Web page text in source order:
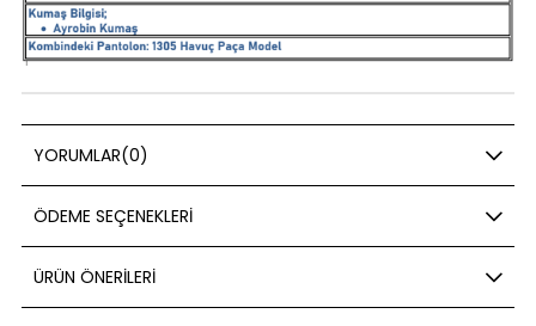
YORUMLAR(0)
ÖDEME SEÇENEKLERI
ÜRÜN ÖNERILERI